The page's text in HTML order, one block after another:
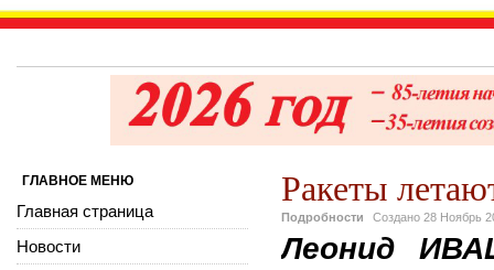
Ракеты
Подробности Создано 28 Ноябрь
Леонид
ГЛАВНОЕ МЕНЮ
Главная страница
Новости